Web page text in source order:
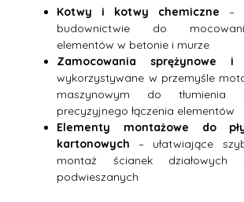
Kotwy i kotwy chemiczne –
budownictwie do
elementów w betonie i murze
Zamocowania sprężynowe i
wykorzystywane w przemyśle
maszynowym do tłumienia
precyzyjnego łączenia elementów
Elementy montażowe do
kartonowych – ułatwiające
montaż ścianek działowych
podwieszanych